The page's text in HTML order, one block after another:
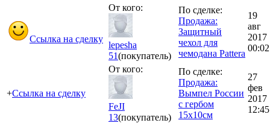
Ссылка на сделку
От кого:
lepesha
51(покупатель)
По сделке:
Продажа:
Защитный
чехол для
чемодана Pattera
19
авг
2017
00:02
+Ссылка на сделку
От кого:
FeJI
13(покупатель)
По сделке:
Продажа:
Вымпел России
с гербом
15х10см
27
фев
2017
12:45